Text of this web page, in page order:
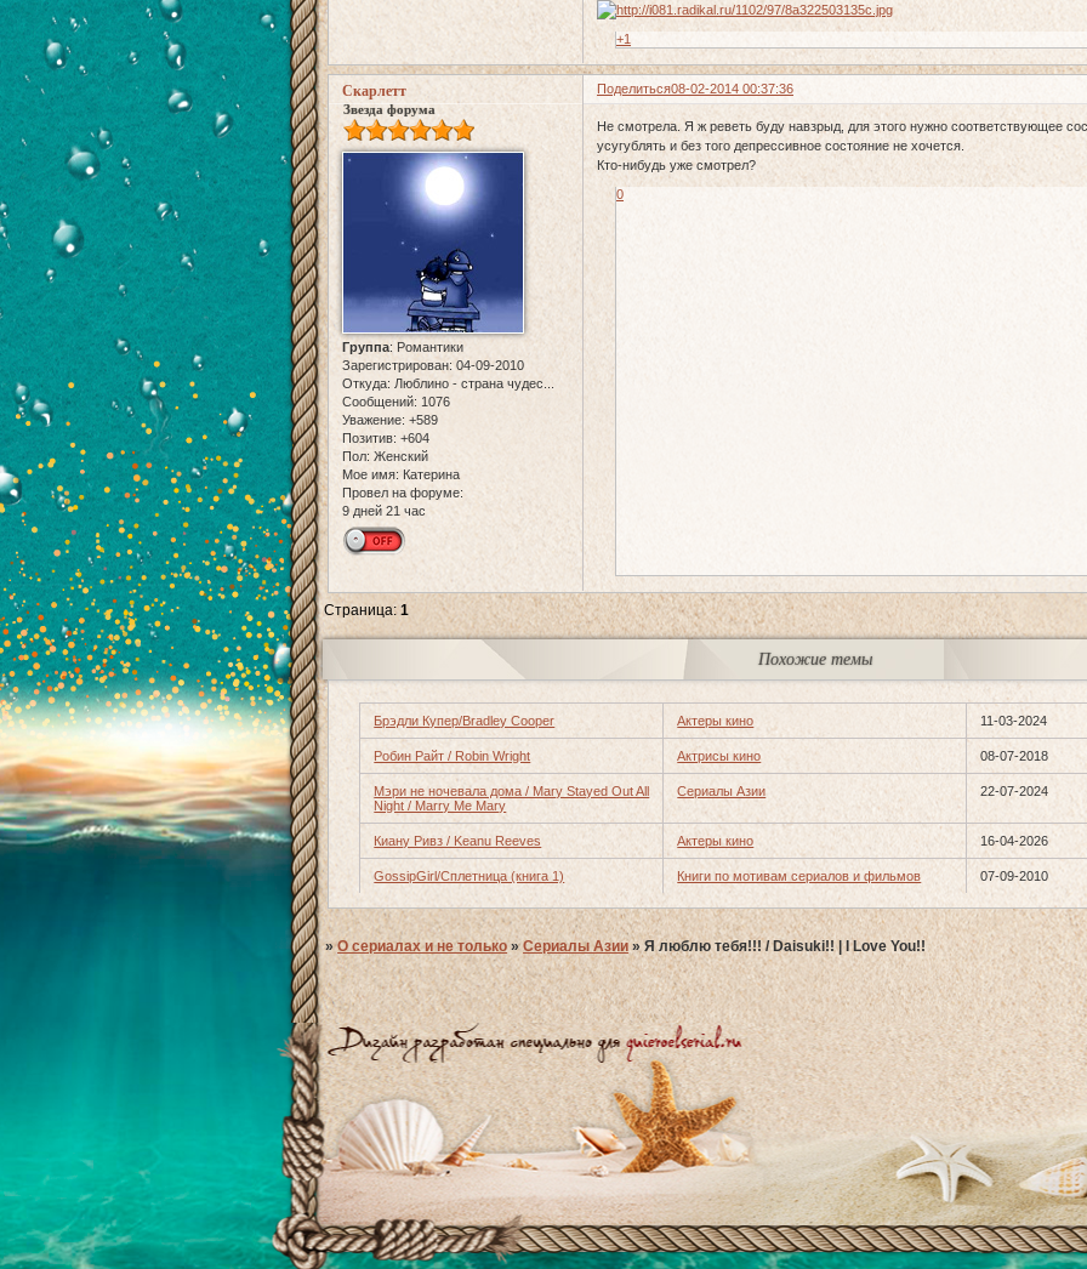
+1
Поделиться08-02-2014 00:37:36
Скарлетт
Звезда форума
Группа: Романтики
Зарегистрирован: 04-09-2010
Откуда: Люблино - страна чудес...
Сообщений: 1076
Уважение: +589
Позитив: +604
Пол: Женский
Мое имя: Катерина
Провел на форуме:
9 дней 21 час
Не смотрела. Я ж реветь буду навзрыд, для этого нужно соответствующее
усугублять и без того депрессивное состояние не хочется.
Кто-нибудь уже смотрел?
0
Страница:1
Похожие темы
Брэдли Купер/Bradley Cooper Актеры кино 11-03-2024
Робин Райт / Robin Wright Актрисы кино 08-07-2018
Мэри не ночевала дома / Mary Stayed Out All
Night / Marry Me Mary
Сериалы Азии 22-07-2024
Киану Ривз / Keanu Reeves Актеры кино 16-04-2026
GossipGirl/Сплетница (книга 1) Книги по мотивам сериалов и фильмов 07-09-2010
»О сериалах и не только »Сериалы Азии »Я люблю тебя!!! / Daisuki!! | I Love You!!